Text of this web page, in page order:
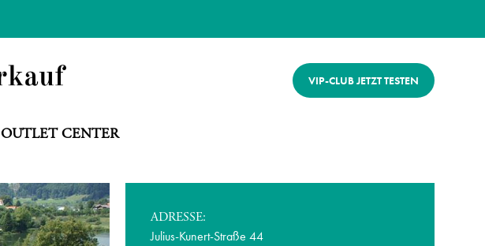
VIP-CLUB JETZT TESTEN
OUTLET CENTER
ADRESSE:
Julius-Kunert-Straße 44